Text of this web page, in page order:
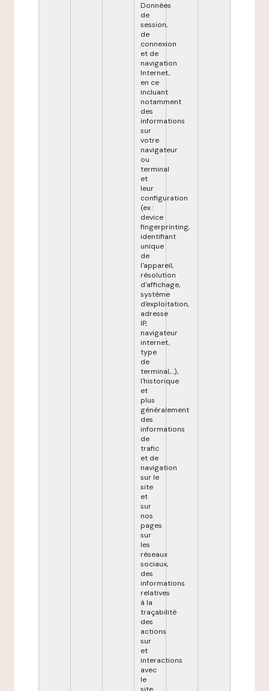
Données
de
session,
de
connexion
et de
navigation
Internet,
en ce
incluant
notamment
des
informations
sur
votre
navigateur
ou
terminal
et
leur
configuration
(ex :
device
fingerprinting,
identifiant
unique
de
l'appareil,
résolution
d'affichage,
système
d'exploitation,
adresse
IP,
navigateur
internet,
type
de
terminal,...),
l'historique
et
plus
généralement
des
informations
de
trafic
et de
navigation
sur le
site
et
sur
nos
pages
sur
les
réseaux
sociaux,
des
informations
relatives
à la
traçabilité
des
actions
sur
et
interactions
avec
le